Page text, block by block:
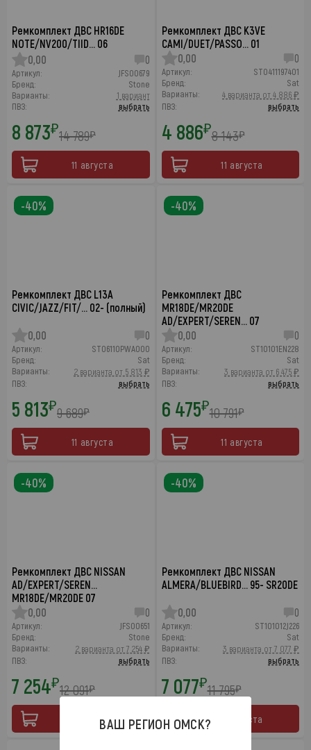
Ремкомплект ДВС HR16DE
NOTE/NV200/TIID… 06
0,00
0
Артикул:
JFS00679
Бренд:
Stone
Варианты:
1 вариант
ПВЗ:
выбрать
8 873₽14 789₽
11 августа
Ремкомплект ДВС K3VE
CAMI/DUET/PASSO… 01
0,00
0
Артикул:
ST0411197401
Бренд:
Sat
Варианты:
4 варианта от 4 886 ₽
ПВЗ:
выбрать
4 886₽8 143₽
11 августа
Ремкомплект ДВС L13A
CIVIC/JAZZ/FIT/… 02- (полный)
0,00 0
Артикул:
ST06110PWA000
Бренд:
Sat
Варианты:
2 варианта от 5 813 ₽
ПВЗ:
выбрать
5 813₽9 689₽
11 августа
-40%
Ремкомплект ДВС
MR18DE/MR20DE
AD/EXPERT/SEREN… 07
0,00
0
Артикул:
ST10101EN228
Бренд:
Sat
Варианты:
3 варианта от 6 475 ₽
ПВЗ:
выбрать
6 475₽10 791₽
11 августа
-40%
Ремкомплект ДВС NISSAN
AD/EXPERT/SEREN…
MR18DE/MR20DE 07
0,00
0
Артикул:
JFS00651
Бренд:
Stone
Варианты:
2 варианта от 7 254 ₽
ПВЗ:
выбрать
7 254₽12 091₽
11 августа
-40%
Ремкомплект ДВС NISSAN
ALMERA/BLUEBIRD… 95- SR20DE
0,00 0
Артикул:
ST101012J226
Бренд:
Sat
Варианты:
3 варианта от 7 077 ₽
ПВЗ:
выбрать
7 077₽11 795₽
11 августа
-40%
ВАШ РЕГИОН ОМСК?